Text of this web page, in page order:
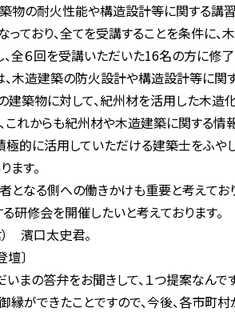
物の耐火性能や構造設計等に関する講
っており、全てを受講することを条件
全６回を受講いただいた16名の方に修
木造建築の防火設計や構造設計等に関
建築物に対して、紀州材を活用した木
これからも紀州材や木造建築に関する
的に活用していただける建築士をふやし
ます。
となる側への働きかけも重要と考えて
研修会を開催したいと考えております。
濱口太史君。
〕
の答弁をお聞きして、１つ提案なんで
縁ができたことですので、今後、各市